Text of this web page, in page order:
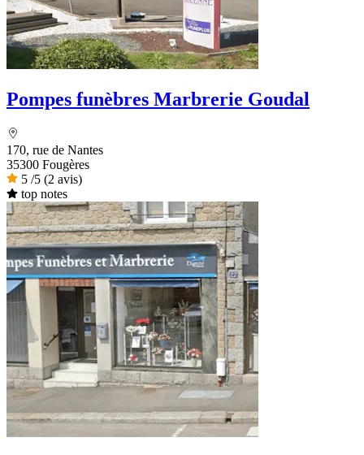
Pompes funèbres Marbrerie Goudal
170, rue de Nantes
35300 Fougères
5 /5 (2 avis)
top notes